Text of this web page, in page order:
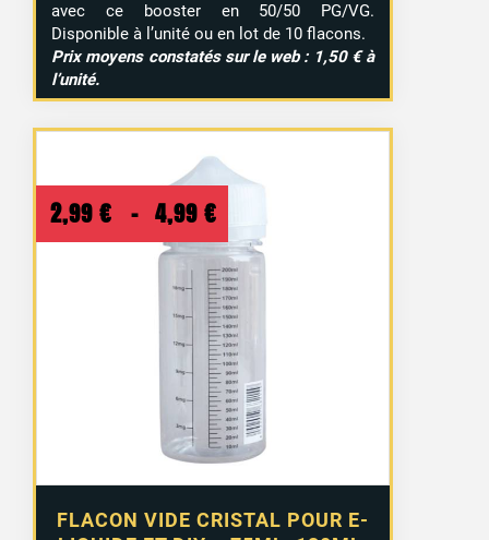
avec ce booster en 50/50 PG/VG.
Disponible à l’unité ou en lot de 10 flacons.
Prix moyens constatés sur le web : 1,50 € à
l’unité.
FLACON VIDE CRISTAL POUR E-
2,99 € – 4,99 €
de
prix :
2,99 €
à
4,99 €